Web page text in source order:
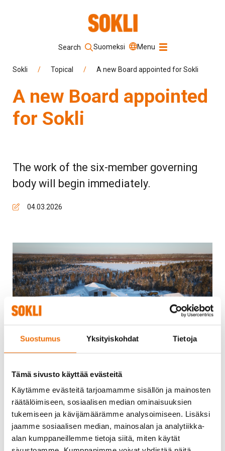
Suostumus Yksityiskohdat Tietoja
Tämä sivusto käyttää evästeitä
Käytämme evästeitä tarjoamamme sisällön ja mainosten
räätälöimiseen, sosiaalisen median ominaisuuksien
tukemiseen ja kävijämäärämme analysoimiseen. Lisäksi
jaamme sosiaalisen median, mainosalan ja analytiikka-
alan kumppaneillemme tietoja siitä, miten käytät
Search Suomeksi Menu
Keyword
Sokli / Topical / A new Board appointed for Sokli
A new Board appointed
for Sokli
The work of the six-member governing
body will begin immediately.
04.03.2026
A new Board of Directors has been appointed for Sokli
Oy, and it will commence its work in March 2026. The
Board consists of the following members: